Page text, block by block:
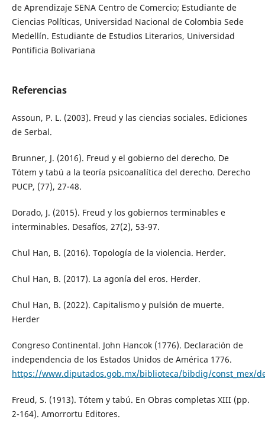
de Aprendizaje SENA Centro de Comercio; Estudiante de
Ciencias Políticas, Universidad Nacional de Colombia Sede
Medellín. Estudiante de Estudios Literarios, Universidad
Pontificia Bolivariana
Referencias
Assoun, P. L. (2003). Freud y las ciencias sociales. Ediciones
de Serbal.
Brunner, J. (2016). Freud y el gobierno del derecho. De
Tótem y tabú a la teoría psicoanalítica del derecho. Derecho
PUCP, (77), 27-48.
Dorado, J. (2015). Freud y los gobiernos terminables e
interminables. Desafíos, 27(2), 53-97.
Chul Han, B. (2016). Topología de la violencia. Herder.
Chul Han, B. (2017). La agonía del eros. Herder.
Chul Han, B. (2022). Capitalismo y pulsión de muerte.
Herder
Congreso Continental. John Hancok (1776). Declaración de
independencia de los Estados Unidos de América 1776.
https://www.diputados.gob.mx/biblioteca/bibdig/const_mex/
Freud, S. (1913). Tótem y tabú. En Obras completas XIII (pp.
2-164). Amorrortu Editores.